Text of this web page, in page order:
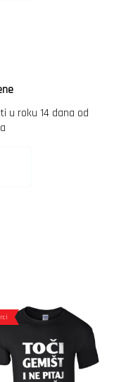
u roku 14 dana od